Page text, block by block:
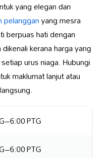
yang elegan dan
pelangganyang mesra
berpuas hati dengan
kerana harga yang
urus niaga. Hubungi
maklumat lanjut atau
PTG
PTG